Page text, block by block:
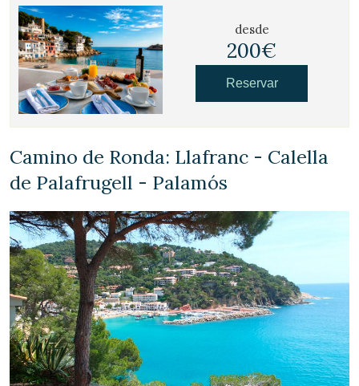
desde
200€
Reservar
Camino de Ronda: Llafranc - Calella
de Palafrugell - Palamós